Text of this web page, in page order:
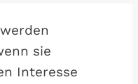
sie
Interesse